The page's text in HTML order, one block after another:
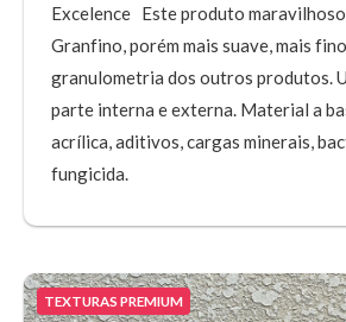
Excelence Este produto
Granfino, porém mais suave, mais
granulometria dos outros produtos.
parte interna e externa. Material a
acrílica, aditivos, cargas minerais,
fungicida.
TEXTURAS PREMIUM